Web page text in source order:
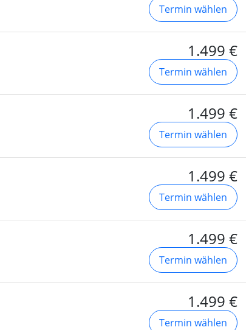
Termin wählen
1.499 €
Termin wählen
1.499 €
Termin wählen
1.499 €
Termin wählen
1.499 €
Termin wählen
1.499 €
Termin wählen